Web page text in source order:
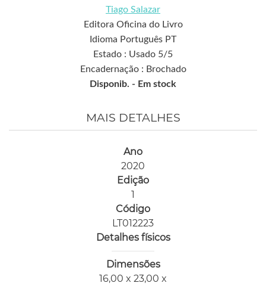
Tiago Salazar
Editora Oficina do Livro
Idioma Português PT
Estado : Usado 5/5
Encadernação : Brochado
Disponib. - Em stock
MAIS DETALHES
Ano
2020
Edição
1
Código
LT012223
Detalhes físicos
Dimensões
16,00 x 23,00 x